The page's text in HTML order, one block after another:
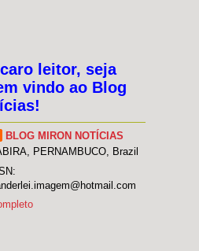
leitor, seja
vindo ao Blog
BLOG MIRON NOTÍCIAS
PERNAMBUCO, Brazil